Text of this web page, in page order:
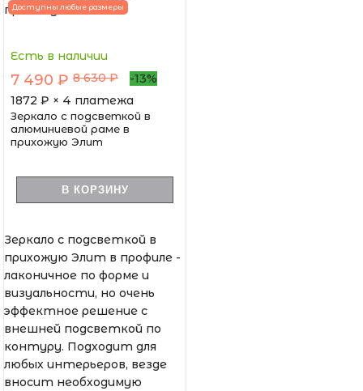
Доступны любые размеры
Есть в наличии
7 490 ₽ 8 630 ₽
-13%
1872 ₽ × 4 платежа
Зеркало с подсветкой в
алюминиевой раме в
прихожую Элит
В КОРЗИНУ
Зеркало с подсветкой в
прихожую Элит в профиле -
лаконичное по форме и
визуальности, но очень
эффектное решение с
внешней подсветкой по
контуру. Подходит для
любых интерьеров, везде
вносит необходимую